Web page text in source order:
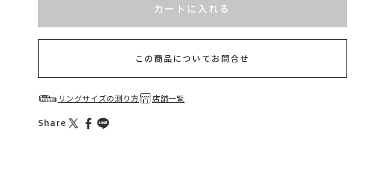
カートに入れる
この商品についてお問合せ
リングサイズの測り方 店舗一覧
Share